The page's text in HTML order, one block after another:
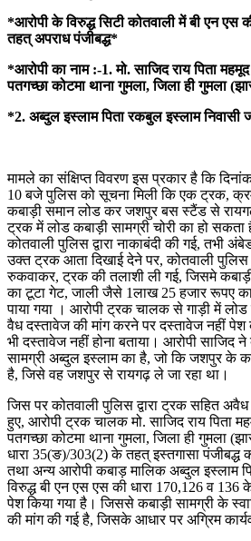
*आरोपी के विरुद्ध सिटी कोतवाली में बी एन एस
तहत् अपराध पंजीबद्ध*
*आरोपी का नाम :-1. मो. साजिद राय पिता महमूद
पतगच्छा कोटमा थाना गुमला, जिला ही गुमला
*2. अब्दुल इस्लाम पिता रकबुल इस्लाम निवासी
मामले का संक्षिप्त विवरण इस प्रकार है कि
10 बजे पुलिस को सूचना मिली कि एक ट्रक,
कबाड़ी समान लोड कर जशपुर बस स्टैंड से
ट्रक में लोड कबाड़ी सामग्री चोरी का हो
कोतवाली पुलिस द्वारा नाकाबंदी की गई, तभी
उक्त ट्रक आता दिखाई देने पर, कोतवाली पुलिस
रुकवाकर, ट्रक की तलाशी ली गई, जिसमे
का टूटा गेट, जाली जैसे 1लाख 25 हजार रूपए
पाया गया । आरोपी ट्रक चालक से गाड़ी में
वैध दस्तावेज की मांग करने पर दस्तावेज नहीं पेश
भी दस्तावेज नहीं होना बताया। आरोपी साजिद
सामग्री अब्दुल इस्लाम का है, जो कि जशपुर के
है, जिसे वह जशपुर से रायगढ़ ले जा रहा था।
जिस पर कोतवाली पुलिस द्वारा ट्रक सहित
हुए, आरोपी ट्रक चालक मो. साजिद राय पिता
पतगच्छा कोटमा थाना गुमला, जिला ही गुमला
धारा 35(ङ)/303(2) के तहत् इस्तगासा पंजीबद्ध
तथा अन्य आरोपी कबाड़ मालिक अब्दुल इस्लाम
विरुद्ध बी एन एस एस की धारा 170,126 व 136
पेश किया गया है। जिससे कबाड़ी सामग्री के
की मांग की गई है, जिसके आधार पर अग्रिम